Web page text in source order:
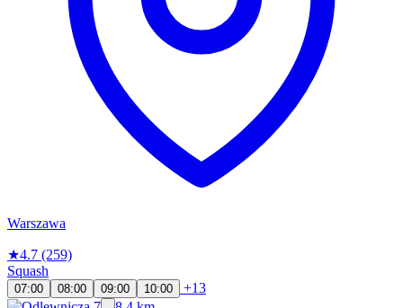
Warszawa
★4.7 (259)
Squash
07:00 08:00 09:00 10:00
+13